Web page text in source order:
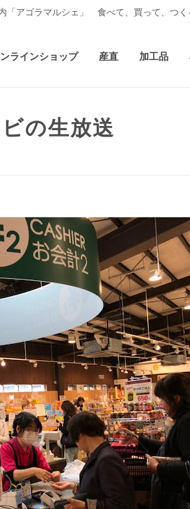
アゴラマルシェ」 食べて、買って、つく
ラインショップ 産直 加工品
の生放送